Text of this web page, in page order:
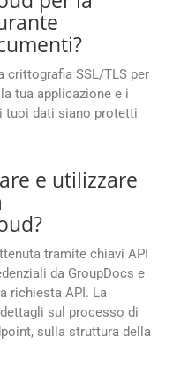
crittografia SSL/TLS per
tua applicazione e i
tuoi dati siano protetti
e utilizzare
tramite chiavi API
da GroupDocs e
richiesta API. La
sul processo di
sulla struttura della